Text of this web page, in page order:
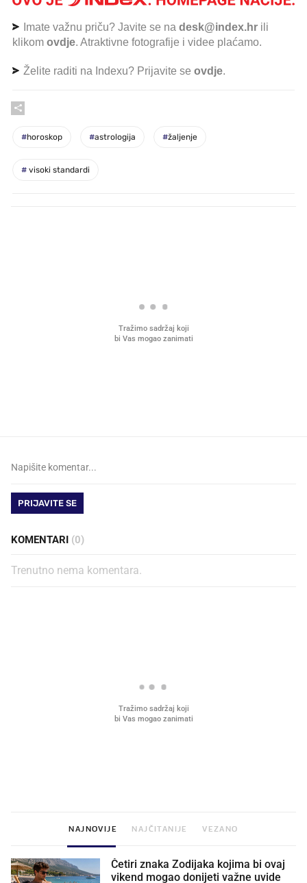
Imate važnu priču? Javite se na desk@index.hr ili
klikom ovdje. Atraktivne fotografije i videe plaćamo.
Želite raditi na Indexu? Prijavite se ovdje.
#horoskop #astrologija #žaljenje
# visoki standardi
PRIJAVITE SE
KOMENTARI (0)
Trenutno nema komentara.
NAJNOVIJE NAJČITANIJE VEZANO
Četiri znaka Zodijaka kojima bi ovaj
vikend mogao donijeti važne uvide